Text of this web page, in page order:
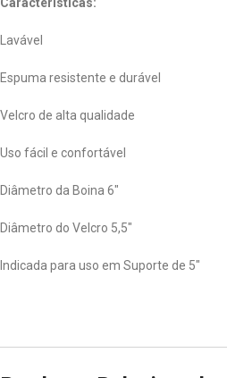
Lavável
Espuma resistente e durável
Velcro de alta qualidade
Uso fácil e confortável
Diâmetro da Boina 6″
Diâmetro do Velcro 5,5″
Indicada para uso em Suporte de 5″